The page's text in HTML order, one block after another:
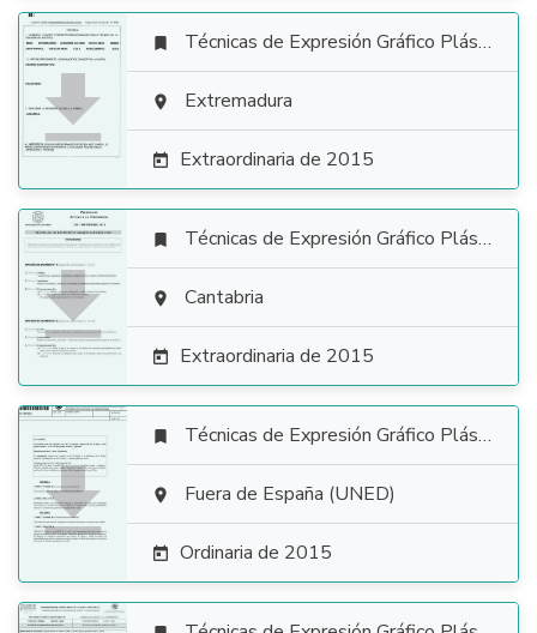

 Técnicas de Expresión Gráfico Plástica
 Extremadura
 Extraordinaria de 2015

 Técnicas de Expresión Gráfico Plástica
 Cantabria
 Extraordinaria de 2015

 Técnicas de Expresión Gráfico Plástica
 Fuera de España (UNED)
 Ordinaria de 2015